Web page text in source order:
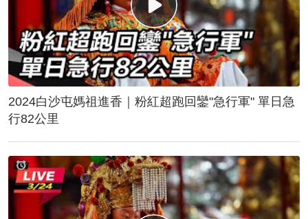
2024白沙屯媽祖進香｜粉紅超跑回鑾"急行軍" 單日急
行82公里